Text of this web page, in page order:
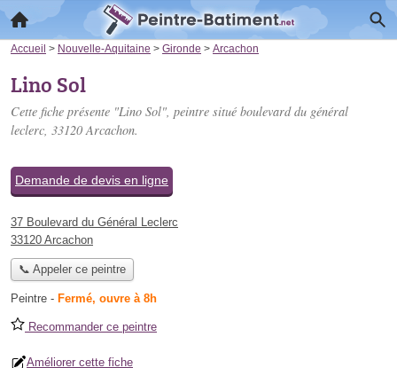
Accueil > Nouvelle-Aquitaine > Gironde > Arcachon
Lino Sol
Cette fiche présente "Lino Sol", peintre situé boulevard du général
leclerc, 33120 Arcachon.
Demande de devis en ligne
37 Boulevard du Général Leclerc
33120 Arcachon
📞 Appeler ce peintre
Peintre - Fermé, ouvre à 8h
Recommander ce peintre
Améliorer cette fiche